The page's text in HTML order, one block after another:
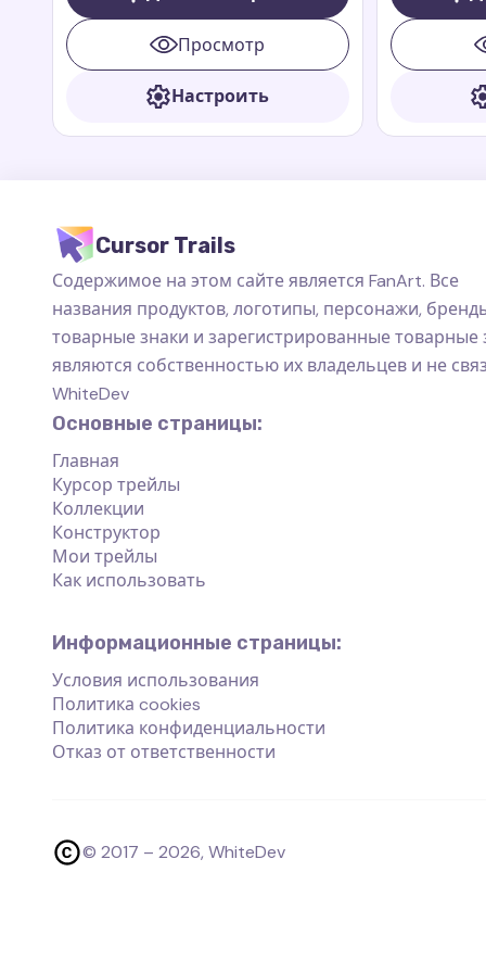
Перу, который стал любимцем
многих благодаря своим
приключениям в книгах и фильмах
Paddington
Просмотр
Настроить
Teletubbies
Cursor Trails
Содержимое на этом сайте является FanArt. Все
названия продуктов, логотипы, персонажи,
товарные знаки и зарегистрированные товарные
являются собственностью их владельцев и не
WhiteDev
Основные страницы:
Главная
Курсор трейлы
Коллекции
Конструктор
Мои трейлы
Как использовать
Информационные страницы:
Условия использования
Политика cookies
Политика конфиденциальности
Отказ от ответственности
© 2017 – 2026, WhiteDev